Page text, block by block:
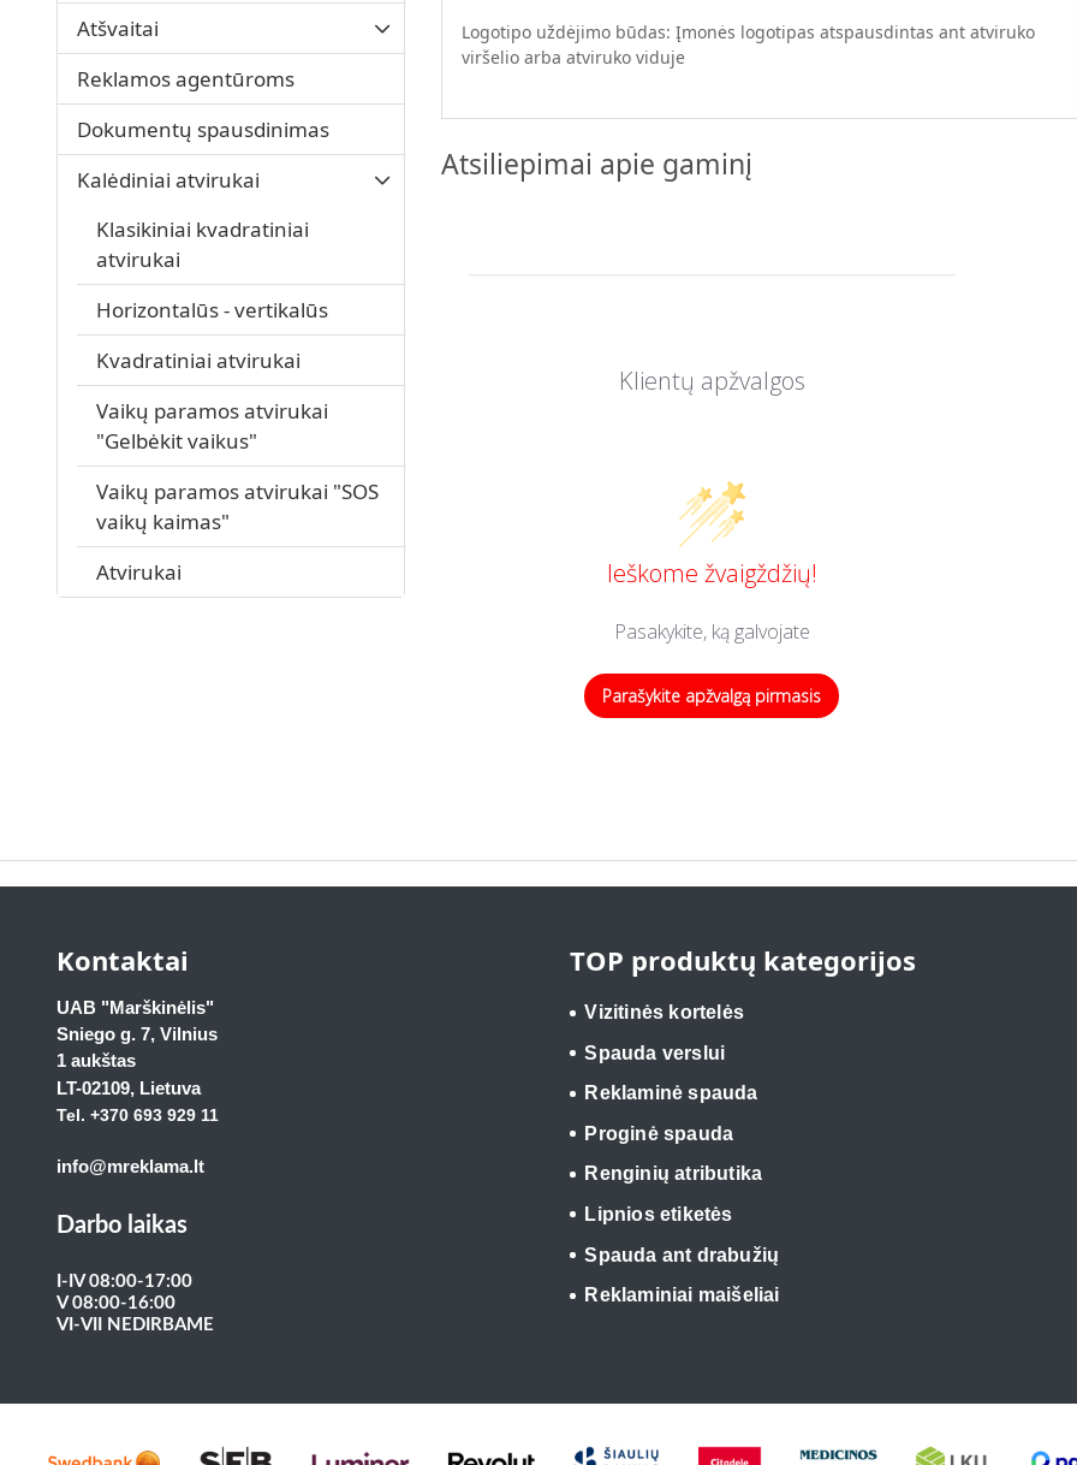
Atšvaitai
Reklamos agentūroms
Dokumentų spausdinimas
Kalėdiniai atvirukai
Klasikiniai kvadratiniai
atvirukai
Horizontalūs - vertikalūs
Kvadratiniai atvirukai
Vaikų paramos atvirukai
"Gelbėkit vaikus"
Vaikų paramos atvirukai "SOS
vaikų kaimas"
Atvirukai
Logotipo uždėjimo būdas: Įmonės logotipas atspausdintas ant atviruko
viršelio arba atviruko viduje
Atsiliepimai apie gaminį
Klientų apžvalgos
Ieškome žvaigždžių!
Pasakykite, ką galvojate
Parašykite apžvalgą pirmasis
Kontaktai
UAB "Marškinėlis"
Sniego g. 7, Vilnius
1 aukštas
LT-02109, Lietuva
Tel. +370 693 929 11
info@mreklama.lt
Darbo laikas
I-IV 08:00-17:00
V 08:00-16:00
VI-VII NEDIRBAME
TOP produktų kategorijos
Vizitinės kortelės
Spauda verslui
Reklaminė spauda
Proginė spauda
Renginių atributika
Lipnios etiketės
Spauda ant drabužių
Reklaminiai maišeliai